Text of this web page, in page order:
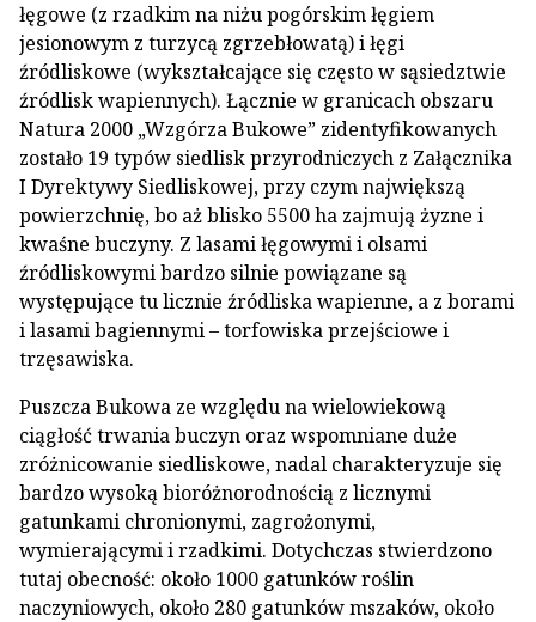
łęgowe (z rzadkim na niżu pogórskim łęgiem
jesionowym z turzycą zgrzebłowatą) i łęgi
źródliskowe (wykształcające się często w sąsiedztwie
źródlisk wapiennych). Łącznie w granicach obszaru
Natura 2000 „Wzgórza Bukowe” zidentyfikowanych
zostało 19 typów siedlisk przyrodniczych z Załącznika
I Dyrektywy Siedliskowej, przy czym największą
powierzchnię, bo aż blisko 5500 ha zajmują żyzne i
kwaśne buczyny. Z lasami łęgowymi i olsami
źródliskowymi bardzo silnie powiązane są
występujące tu licznie źródliska wapienne, a z borami
i lasami bagiennymi – torfowiska przejściowe i
trzęsawiska.
Puszcza Bukowa ze względu na wielowiekową
ciągłość trwania buczyn oraz wspomniane duże
zróżnicowanie siedliskowe, nadal charakteryzuje się
bardzo wysoką bioróżnorodnością z licznymi
gatunkami chronionymi, zagrożonymi,
wymierającymi i rzadkimi. Dotychczas stwierdzono
tutaj obecność: około 1000 gatunków roślin
naczyniowych, około 280 gatunków mszaków, około